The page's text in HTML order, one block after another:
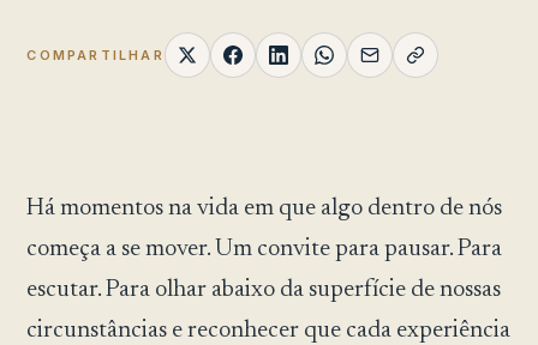
COMPARTILHAR
Há momentos na vida em que algo dentro de nós
começa a se mover. Um convite para pausar. Para
escutar. Para olhar abaixo da superfície de nossas
circunstâncias e reconhecer que cada experiência